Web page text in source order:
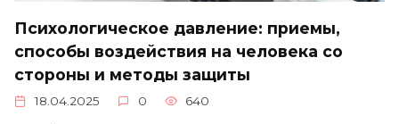
Психологическое давление: приемы,
способы воздействия на человека со
стороны и методы защиты
18.04.2025 0 640